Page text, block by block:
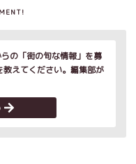
の「街の旬な情報」を募
えてください。編集部が